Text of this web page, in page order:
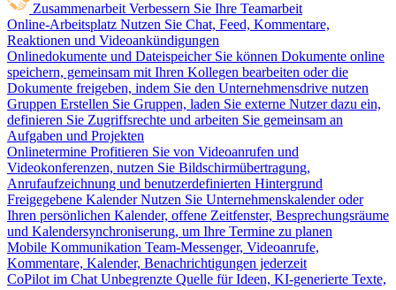
Zusammenarbeit Verbessern Sie Ihre Teamarbeit
Online-Arbeitsplatz Nutzen Sie Chat, Feed, Kommentare,
Reaktionen und Videoankündigungen
Onlinedokumente und Dateispeicher Sie können Dokumente online
speichern, gemeinsam mit Ihren Kollegen bearbeiten oder die
Dokumente freigeben, indem Sie den Unternehmensdrive nutzen
Gruppen Erstellen Sie Gruppen, laden Sie externe Nutzer dazu ein,
definieren Sie Zugriffsrechte und arbeiten Sie gemeinsam an
Aufgaben und Projekten
Onlinetermine Profitieren Sie von Videoanrufen und
Videokonferenzen, nutzen Sie Bildschirmübertragung,
Anrufaufzeichnung und benutzerdefinierten Hintergrund
Freigegebene Kalender Nutzen Sie Unternehmenskalender oder
Ihren persönlichen Kalender, offene Zeitfenster, Besprechungsräume
und Kalendersynchroniserung, um Ihre Termine zu planen
Mobile Kommunikation Team-Messenger, Videoanrufe,
Kommentare, Kalender, Benachrichtigungen jederzeit
CoPilot im Chat Unbegrenzte Quelle für Ideen, KI-generierte Texte,